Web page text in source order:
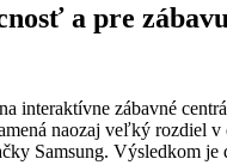
a pre
interaktívne zábavné
naozaj veľký rozdiel
Samsung. Výsledkom